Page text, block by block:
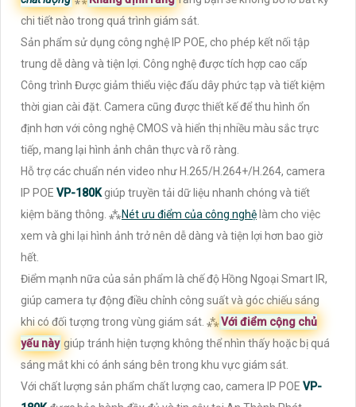
chi tiết nào trong quá trình giám sát.
Sản phẩm sử dụng công nghệ IP POE, cho phép kết nối tập
trung dễ dàng và tiện lợi. Công nghệ được tích hợp cao cấp
Công trình Được giảm thiểu việc đấu dây phức tạp và tiết kiệm
thời gian cài đặt. Camera cũng được thiết kế để thu hình ổn
định hơn với công nghệ CMOS và hiển thị nhiều màu sắc trực
tiếp, mang lại hình ảnh chân thực và rõ ràng.
Hỗ trợ các chuẩn nén video như H.265/H.264+/H.264, camera
IP POE VP-180K giúp truyền tải dữ liệu nhanh chóng và tiết
kiệm băng thông. ⁂Nét ưu điểm của công nghệ làm cho việc
xem và ghi lại hình ảnh trở nên dễ dàng và tiện lợi hơn bao giờ
hết.
Điểm mạnh nữa của sản phẩm là chế độ Hồng Ngoại Smart IR,
giúp camera tự động điều chỉnh công suất và góc chiếu sáng
khi có đối tượng trong vùng giám sát. ⁂Với điểm cộng chủ
yếu này giúp tránh hiện tượng không thể nhìn thấy hoặc bị quá
sáng mắt khi có ánh sáng bên trong khu vực giám sát.
Với chất lượng sản phẩm chất lượng cao, camera IP POE VP-